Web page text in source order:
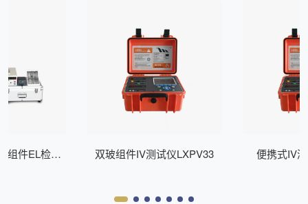
组件EL检测
双玻组件IV测试仪LXPV33 便携式IV